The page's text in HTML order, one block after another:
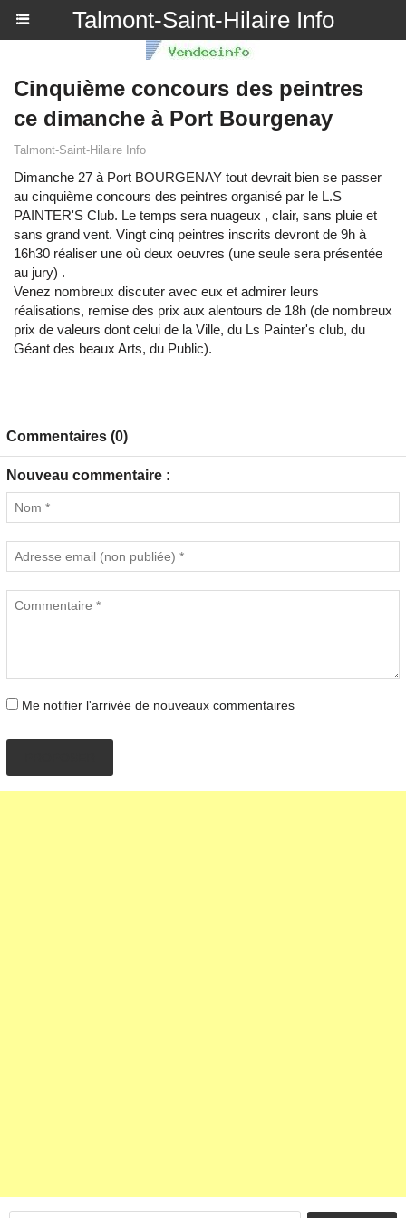
Talmont-Saint-Hilaire Info
Cinquième concours des peintres
ce dimanche à Port Bourgenay
Talmont-Saint-Hilaire Info
Dimanche 27 à Port BOURGENAY tout devrait bien se passer
au cinquième concours des peintres organisé par le L.S
PAINTER'S Club. Le temps sera nuageux , clair, sans pluie et
sans grand vent. Vingt cinq peintres inscrits devront de 9h à
16h30 réaliser une où deux oeuvres (une seule sera présentée
au jury) .
Venez nombreux discuter avec eux et admirer leurs
réalisations, remise des prix aux alentours de 18h (de nombreux
prix de valeurs dont celui de la Ville, du Ls Painter's club, du
Géant des beaux Arts, du Public).
Commentaires (0)
Nouveau commentaire :
Me notifier l'arrivée de nouveaux commentaires